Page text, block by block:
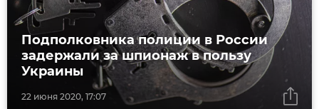
22 июня 2020, 17:07
Подполковника полиции в России
задержали за шпионаж в пользу
Украины